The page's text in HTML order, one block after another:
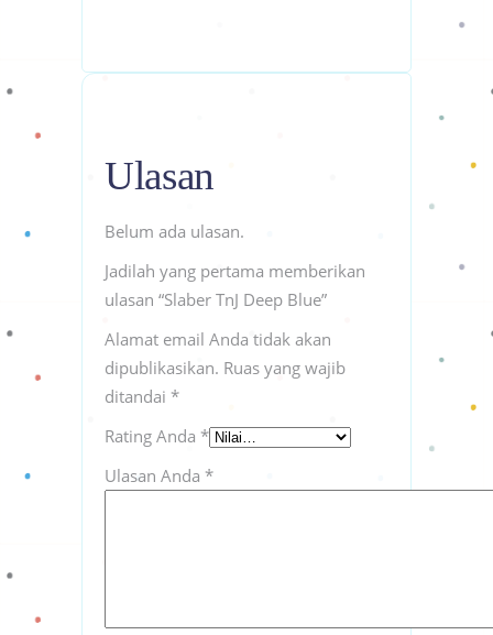
Ulasan
Belum ada ulasan.
Jadilah yang pertama memberikan
ulasan “Slaber TnJ Deep Blue”
Alamat email Anda tidak akan
dipublikasikan. Ruas yang wajib
ditandai *
Rating Anda *
Ulasan Anda *